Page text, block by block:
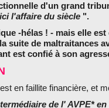
d'un grand
l'affaire du siècle ".
-hélas ! - mais elle
suite de maltraitances
est confié à son
en faillite financière, et
de l' AVPE*